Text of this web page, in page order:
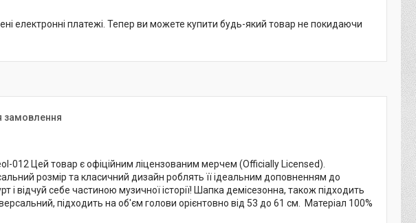
електронні платежі. Тепер ви можете купити будь-який товар не покидаючи
замовлення
012 Цей товар є офіційним ліцензованим мерчем (Officially Licensed).
розмір та класичний дизайн роблять її ідеальним доповненням до
відчуй себе частиною музичної історії! Шапка демісезонна, також підходить
підходить на об'єм голови орієнтовно від 53 до 61 см. Матеріал 100%